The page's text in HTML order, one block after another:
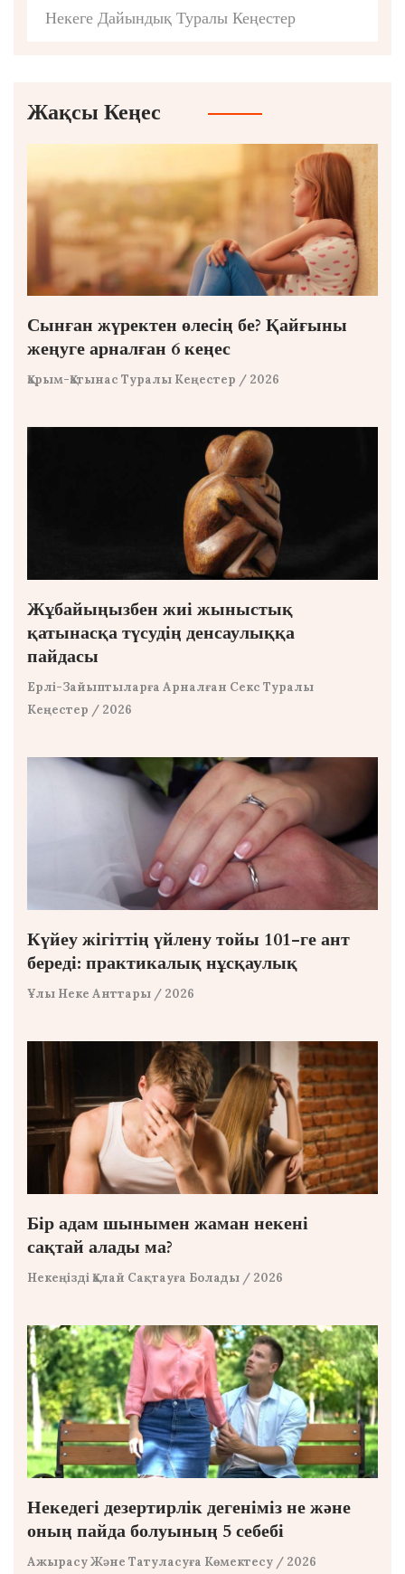
Некеге Дайындық Туралы Кеңестер
Жақсы Кеңес
Сынған жүректен өлесің бе? Қайғыны
жеңуге арналған 6 кеңес
Қарым-Қатынас Туралы Кеңестер / 2026
Жұбайыңызбен жиі жыныстық
қатынасқа түсудің денсаулыққа
пайдасы
Ерлі-Зайыптыларға Арналған Секс Туралы
Кеңестер / 2026
Күйеу жігіттің үйлену тойы 101-ге ант
береді: практикалық нұсқаулық
Ұлы Неке Анттары / 2026
Бір адам шынымен жаман некені
сақтай алады ма?
Некеңізді Қалай Сақтауға Болады / 2026
Некедегі дезертирлік дегеніміз не және
оның пайда болуының 5 себебі
Ажырасу Және Татуласуға Көмектесу / 2026